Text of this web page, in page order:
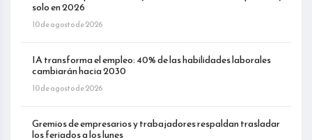
solo en 2026
10 de agosto de 2026
IA transforma el empleo: 40% de las habilidades laborales
cambiarán hacia 2030
10 de agosto de 2026
Gremios de empresarios y trabajadores respaldan trasladar
los feriados a los lunes